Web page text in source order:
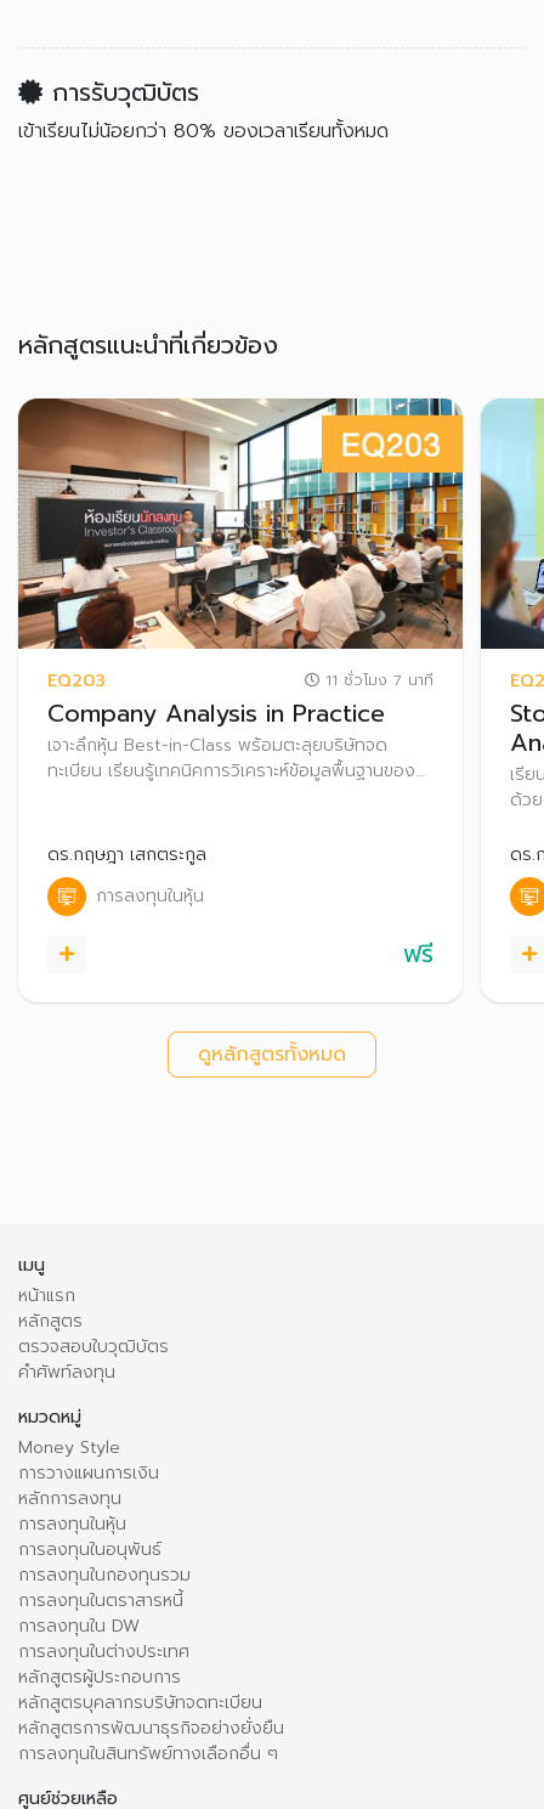
การรับวุฒิบัตร
เข้าเรียนไม่น้อยกว่า 80% ของเวลาเรียนทั้งหมด
หลักสูตรแนะนำที่เกี่ยวข้อง
EQ203 11 ชั่วโมง 7 นาที
Company Analysis in Practice
เจาะลึกหุ้น Best-in-Class พร้อมตะลุยบริษัทจด
ทะเบียน เรียนรู้เทคนิคการวิเคราะห์ข้อมูลพื้นฐานของ
บริหารระดับสูงหรือ IR ของบริษัทผ่านการเยี่ยมชม
บริษัทจดทะเบียน
ดร.กฤษฎา เสกตระกูล
การลงทุนในหุ้น
ฟรี
เรี
ด้ว
อสั
ดร.
ดูหลักสูตรทั้งหมด
เมนู
หน้าแรก
หลักสูตร
ตรวจสอบใบวุฒิบัตร
คำศัพท์ลงทุน
หมวดหมู่
Money Style
การวางแผนการเงิน
หลักการลงทุน
การลงทุนในหุ้น
การลงทุนในอนุพันธ์
การลงทุนในกองทุนรวม
การลงทุนในตราสารหนี้
การลงทุนใน DW
การลงทุนในต่างประเทศ
หลักสูตรผู้ประกอบการ
หลักสูตรบุคลากรบริษัทจดทะเบียน
หลักสูตรการพัฒนาธุรกิจอย่างยั่งยืน
การลงทุนในสินทรัพย์ทางเลือกอื่น ๆ
ศูนย์ช่วยเหลือ